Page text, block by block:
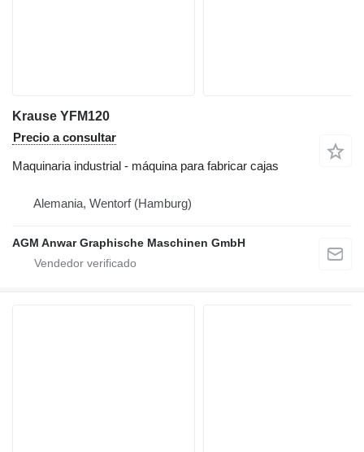
Krause YFM120
Precio a consultar
Maquinaria industrial - máquina para fabricar cajas
Alemania, Wentorf (Hamburg)
AGM Anwar Graphische Maschinen GmbH